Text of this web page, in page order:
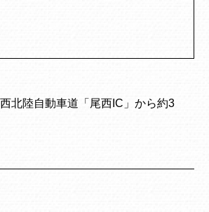
西北陸自動車道「尾西IC」から約3